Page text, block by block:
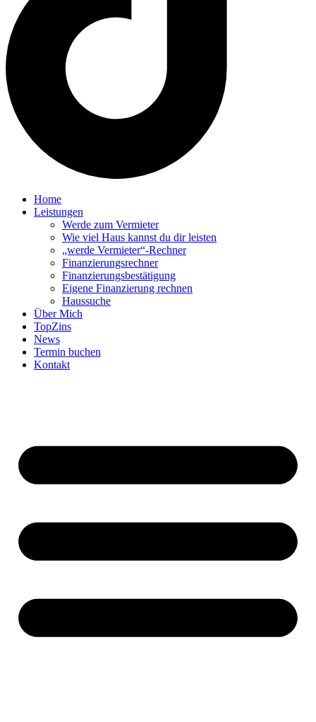
Home
Leistungen
Werde zum Vermieter
Wie viel Haus kannst du dir leisten
„werde Vermieter“-Rechner
Finanzierungsrechner
Finanzierungsbestätigung
Eigene Finanzierung rechnen
Haussuche
Über Mich
TopZins
News
Termin buchen
Kontakt